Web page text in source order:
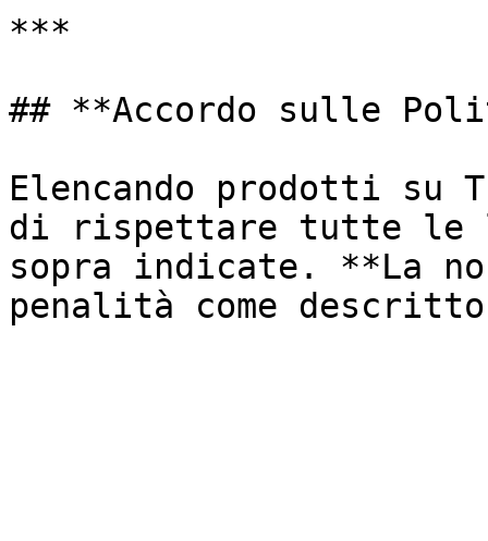
***
## **Accordo sulle
Elencando prodotti su
di rispettare tutte le
sopra indicate. **La